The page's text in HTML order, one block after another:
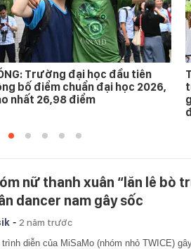
Trường đại học đầu tiên
bố điểm chuẩn đại học 2026,
nhất 26,98 điểm
nữ thanh xuân “lăn lê bò
dancer nam gây sốc
- 2 năm trước
trình diễn của MiSaMo (nhóm nhỏ TWICE)